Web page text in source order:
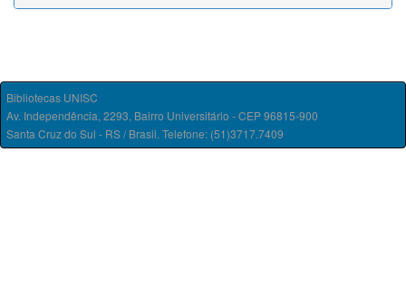
Bibliotecas UNISC
Av. Independência, 2293, Bairro Universitário - CEP 96815-900
Santa Cruz do Sul - RS / Brasil. Telefone: (51)3717.7409